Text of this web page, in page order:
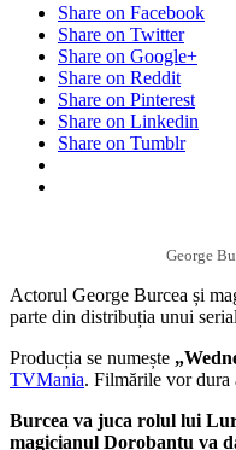
Share on Facebook
Share on Twitter
Share on Google+
Share on Reddit
Share on Pinterest
Share on Linkedin
Share on Tumblr
George
Actorul George Burcea și
parte din distribuția unui
Producția se numește
TVMania. Filmările vor dura
Burcea va juca rolul lui
magicianul Dorobanțu va